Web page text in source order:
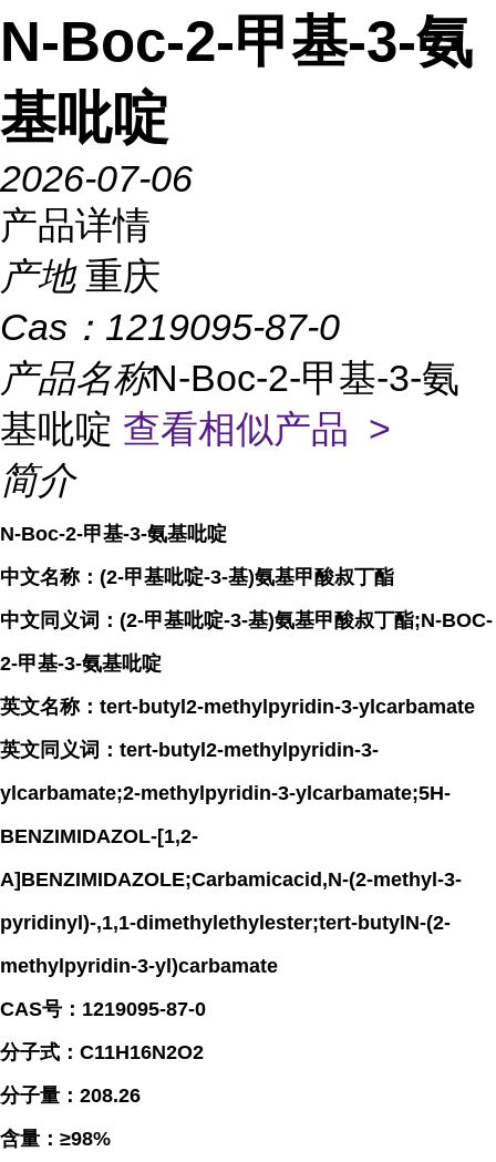
N-Boc-2-甲基-3-氨
基吡啶
2026-07-06
产品详情
产地 重庆
Cas： 1219095-87-0
产品名称N-Boc-2-甲基-3-氨
基吡啶 查看相似产品 >
简介
N-Boc-2-甲基-3-氨基吡啶
中文名称：(2-甲基吡啶-3-基)氨基甲酸叔丁酯
中文同义词：(2-甲基吡啶-3-基)氨基甲酸叔丁酯;N-BOC-
2-甲基-3-氨基吡啶
英文名称：tert-butyl2-methylpyridin-3-ylcarbamate
英文同义词：tert-butyl2-methylpyridin-3-
ylcarbamate;2-methylpyridin-3-ylcarbamate;5H-
BENZIMIDAZOL-[1,2-
A]BENZIMIDAZOLE;Carbamicacid,N-(2-methyl-3-
pyridinyl)-,1,1-dimethylethylester;tert-butylN-(2-
methylpyridin-3-yl)carbamate
CAS号：1219095-87-0
分子式：C11H16N2O2
分子量：208.26
含量：≥98%